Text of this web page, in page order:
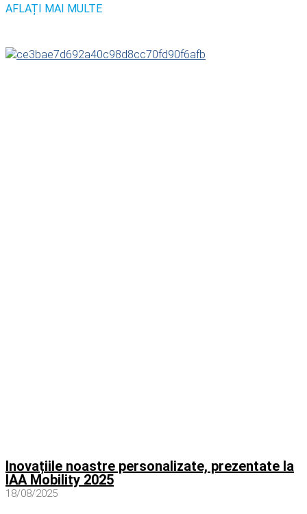
AFLAȚI MAI MULTE
Inovațiile noastre personalizate, prezentate la
IAA Mobility 2025
18/08/2025